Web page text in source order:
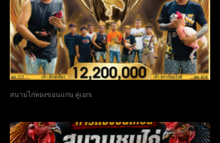
สนามไก่ทองขอนแก่น คู่เอกเ